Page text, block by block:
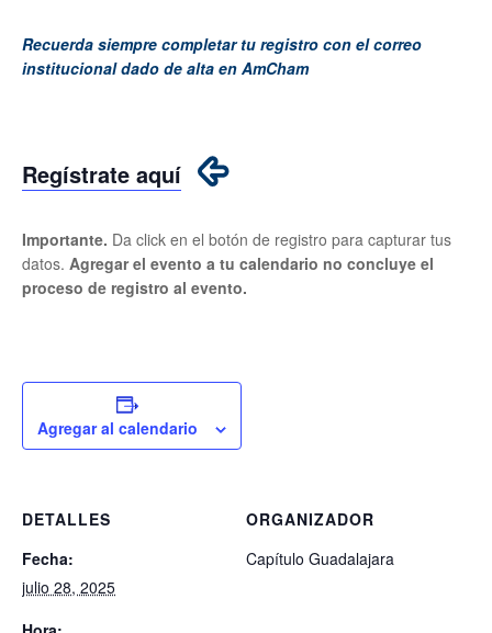
Recuerda siempre completar tu registro con el correo
institucional dado de alta en AmCham
Regístrate aquí
Importante. Da click en el botón de registro para capturar tus
datos. Agregar el evento a tu calendario no concluye el
proceso de registro al evento.
Agregar al calendario
DETALLES
Fecha:
julio 28, 2025
ORGANIZADOR
Capítulo Guadalajara